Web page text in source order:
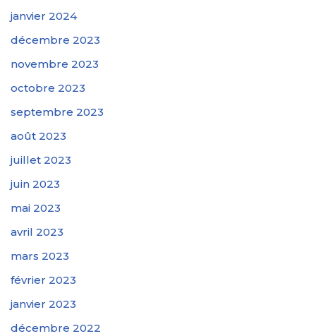
janvier 2024
décembre 2023
novembre 2023
octobre 2023
septembre 2023
août 2023
juillet 2023
juin 2023
mai 2023
avril 2023
mars 2023
février 2023
janvier 2023
décembre 2022